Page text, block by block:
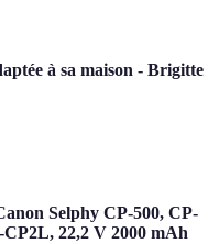
à sa maison - Brigitte
Selphy CP-500, CP-
22,2 V 2000 mAh